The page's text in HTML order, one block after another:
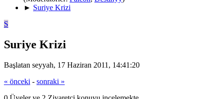
► Suriye Krizi
S
Suriye Krizi
Başlatan seyyah, 17 Haziran 2011, 14:41:20
« önceki - sonraki »